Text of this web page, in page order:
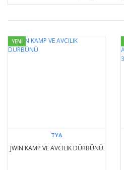
YENİ
TYA
JWİN KAMP VE AVCILIK DÜRBÜNÜ